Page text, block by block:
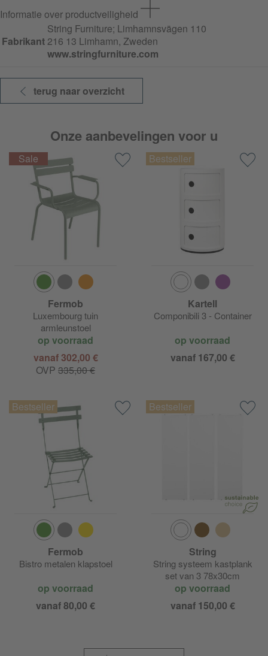
Informatie over productveiligheid
Fabrikant
String Furniture; Limhamnsvägen 110
216 13 Limhamn, Zweden
www.stringfurniture.com
terug naar overzicht
Onze aanbevelingen voor u
Fermob
Luxembourg tuin
armleunstoel
op voorraad
vanaf 302,00 €
OVP 335,00 €
Kartell
Componibili 3 - Container
op voorraad
vanaf 167,00 €
Fermob
Bistro metalen klapstoel
op voorraad
vanaf 80,00 €
String
String systeem kastplank
set van 3 78x30cm
op voorraad
vanaf 150,00 €